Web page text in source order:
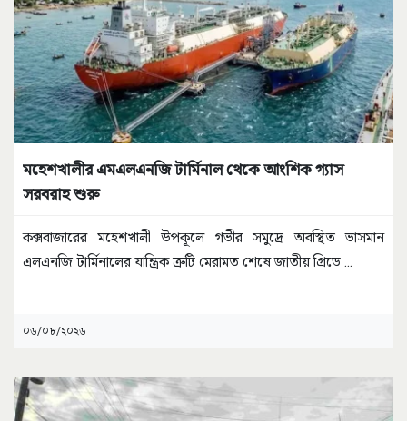
মহেশখালীর এমএলএনজি টার্মিনাল থেকে আংশিক গ্যাস
সরবরাহ শুরু
কক্সবাজারের মহেশখালী উপকূলে গভীর সমুদ্রে অবস্থিত ভাসমান
এলএনজি টার্মিনালের যান্ত্রিক ত্রুটি মেরামত শেষে জাতীয় গ্রিডে ...
০৬/০৮/২০২৬